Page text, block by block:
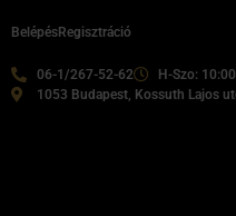
06-1/267-52-62
H-Szo:
1053 Budapest, Kossuth Lajos
BelépésRegisztráció